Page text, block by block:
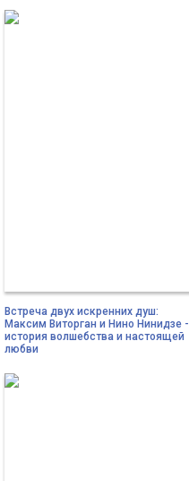
Встреча двух искренних душ:
Максим Виторган и Нино Нинидзе -
история волшебства и настоящей
любви